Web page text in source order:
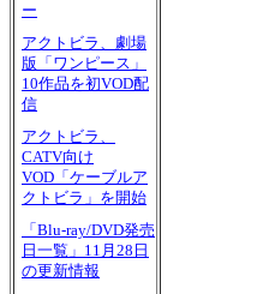
ー
アクトビラ、劇場
版「ワンピース」
10作品を初VOD配
信
アクトビラ、
CATV向け
VOD「ケーブルア
クトビラ」を開始
「Blu-ray/DVD発売
日一覧」11月28日
の更新情報